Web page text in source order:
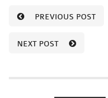
PREVIOUS POST
NEXT POST